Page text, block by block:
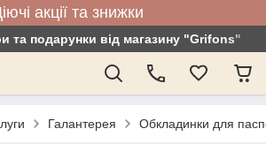
акції та знижки
та подарунки від магазину "Grifons"
Галантерея Обкладинки для